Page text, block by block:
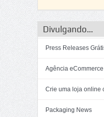
Divulgando...
Press Releases
Agência eCommerce
Crie uma loja online
Packaging News